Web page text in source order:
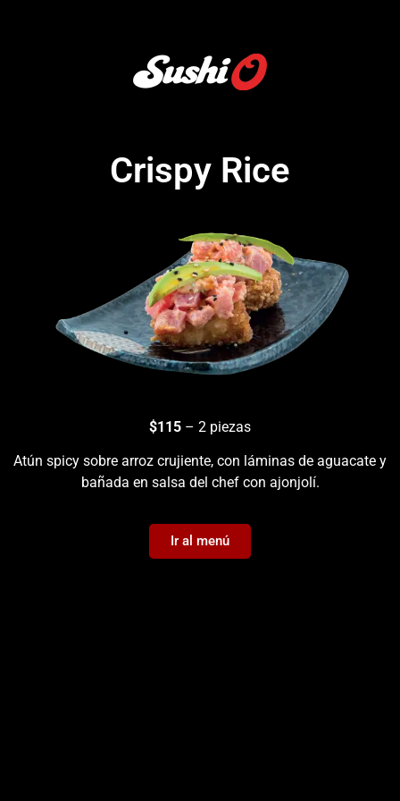
Crispy Rice
$115 – 2 piezas
Atún spicy sobre arroz crujiente, con láminas de aguacate y
bañada en salsa del chef con ajonjolí.
Ir al menú